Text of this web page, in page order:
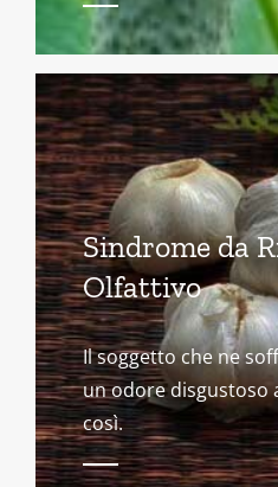
Sindrome da
Olfattivo
Il soggetto che ne
un odore disgustoso
così.